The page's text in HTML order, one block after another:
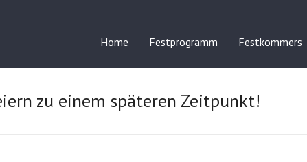
Home Festprogramm Festkommers
zu einem späteren Zeitpunkt!